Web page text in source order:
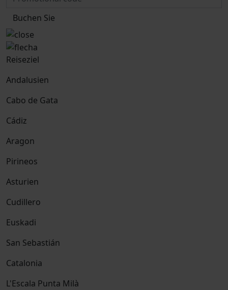
Buchen Sie
Reiseziel
Andalusien
Cabo de Gata
Cádiz
Aragon
Pirineos
Asturien
Cudillero
Euskadi
San Sebastián
Catalonia
L'Escala Punta Milà